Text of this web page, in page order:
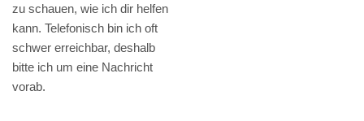
zu schauen, wie ich dir helfen
kann. Telefonisch bin ich oft
schwer erreichbar, deshalb
bitte ich um eine Nachricht
vorab.